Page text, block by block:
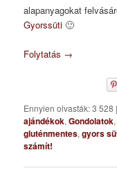
alapanyagokat
Gyorssüti 🙂
Folytatás →
Ennyien olvasták: 3 528 |
ajándékok,Gondolatok
gluténmentes,gyors
számít!